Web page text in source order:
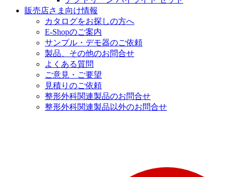
販売店さま向け情報
カタログをお探しの方へ
E-Shopのご案内
サンプル・デモ器のご依頼
製品、その他のお問合せ
よくある質問
ご意見・ご要望
見積りのご依頼
整形外科関連製品のお問合せ
整形外科関連製品以外のお問合せ